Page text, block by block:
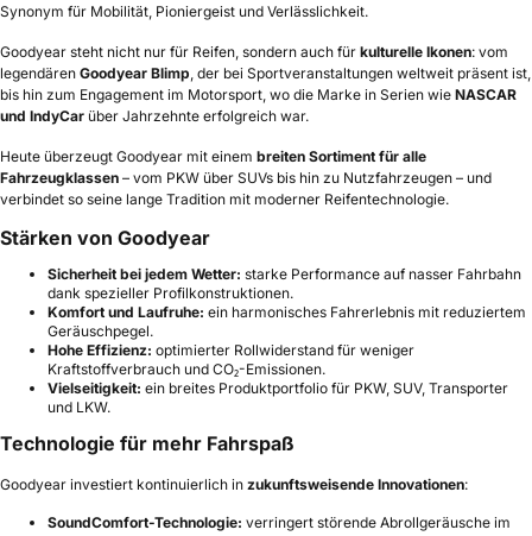
Synonym für Mobilität, Pioniergeist und Verlässlichkeit.
Goodyear steht nicht nur für Reifen, sondern auch für kulturelle Ikonen: vom
legendären Goodyear Blimp , der bei Sportveranstaltungen weltweit präsent ist,
bis hin zum Engagement im Motorsport, wo die Marke in Serien wie NASCAR
und IndyCar über Jahrzehnte erfolgreich war.
Heute überzeugt Goodyear mit einem breiten Sortiment für alle
Fahrzeugklassen – vom PKW über SUVs bis hin zu Nutzfahrzeugen – und
verbindet so seine lange Tradition mit moderner Reifentechnologie.
Stärken von Goodyear
Sicherheit bei jedem Wetter: starke Performance auf nasser Fahrbahn
dank spezieller Profilkonstruktionen.
Komfort und Laufruhe: ein harmonisches Fahrerlebnis mit reduziertem
Geräuschpegel.
Hohe Effizienz: optimierter Rollwiderstand für weniger
Kraftstoffverbrauch und CO₂-Emissionen.
Vielseitigkeit: ein breites Produktportfolio für PKW, SUV, Transporter
und LKW.
Technologie für mehr Fahrspaß
Goodyear investiert kontinuierlich in zukunftsweisende Innovationen:
SoundComfort-Technologie: verringert störende Abrollgeräusche im